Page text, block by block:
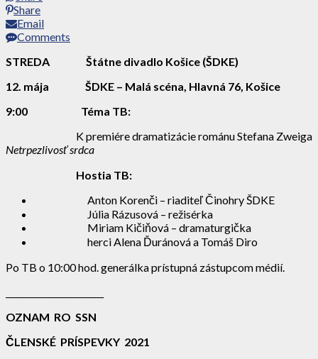
Share
Email
Comments
STREDA Štátne divadlo Košice (ŠDKE)
12. mája ŠDKE – Malá scéna, Hlavná 76, Košice
9:00 Téma TB:
K premiére dramatizácie románu Stefana Zweiga
Netrpezlivosť srdca
Hostia TB:
Anton Korenči – riaditeľ Činohry ŠDKE
Júlia Rázusová – režisérka
Miriam Kičiňová – dramaturgička
herci Alena Ďuránová a Tomáš Diro
Po TB o 10:00 hod. generálka prístupná zástupcom médií.
OZNAM RO SSN
ČLENSKÉ PRÍSPEVKY 2021